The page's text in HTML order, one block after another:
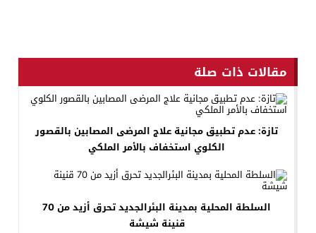
مقالات ذات صلة
تازة: عدم تطبيق مجانية علاج المرضى المصابين بالقصور
الكلوي استخفاف بالأمر الملكي
السلطة المحلية بمدينة البئرالجديد تحرق أزيد من 70
قنينة شيشة